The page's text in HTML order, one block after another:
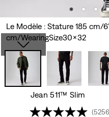
Le Modèle : Stature 185 cm/
cm/WearingSize30x32
Jean 511™ Slim